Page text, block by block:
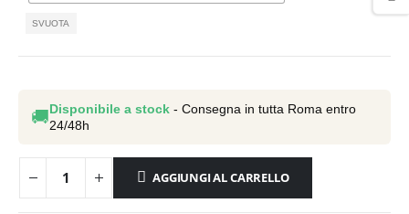
SVUOTA
🚚Disponibile a stock - Consegna in tutta Roma entro
24/48h
AGGIUNGI AL CARRELLO